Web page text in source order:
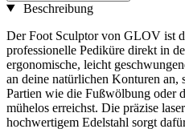
Beschreibung
Der Foot Sculptor von GLOV ist
professionelle Pediküre direkt in
ergonomische, leicht
an deine natürlichen Konturen an,
Partien wie die Fußwölbung oder
mühelos erreichst. Die präzise
hochwertigem Edelstahl sorgt